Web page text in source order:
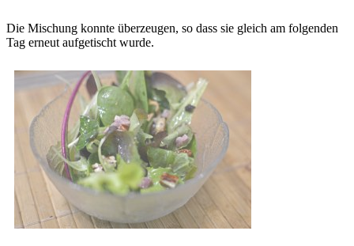
Die Mischung konnte überzeugen, so dass sie gleich am folgenden
Tag erneut aufgetischt wurde.